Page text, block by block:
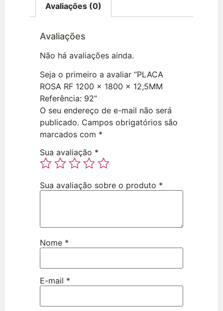
Avaliações (0)
Avaliações
Não há avaliações ainda.
Seja o primeiro a avaliar “PLACA
ROSA RF 1200 x 1800 x 12,5MM
Referência: 92”
O seu endereço de e-mail não será
publicado. Campos obrigatórios são
marcados com *
Sua avaliação *
Sua avaliação sobre o produto *
Nome *
E-mail *